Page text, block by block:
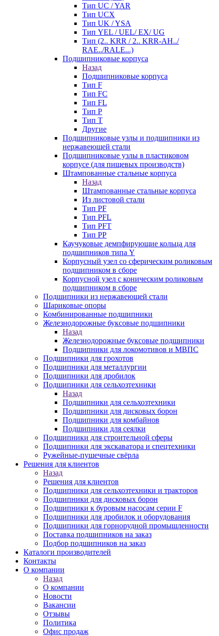
Тип UC / YAR
Тип UCX
Тип UK / YSA
Тип YEL / UEL/ EX/ UG
Тип (2.. KRR / 2.. KRR-AH../
RAE../RALE...)
Подшипниковые корпуса
Назад
Подшипниковые корпуса
Тип F
Тип FC
Тип FL
Тип P
Тип T
Другие
Подшипниковые узлы и подшипники из
нержавеющей стали
Подшипниковые узлы в пластиковом
корпусе (для пищевых производств)
Штампованные стальные корпуса
Назад
Штампованные стальные корпуса
Из листовой стали
Тип PF
Тип PFL
Тип PFT
Тип PP
Каучуковые демпфирующие кольца для
подшипников типа Y
Корпусный узел со сферическим роликовым
подшипником в сборе
Корпусной узел с коническим роликовым
подшипником в сборе
Подшипники из нержавеющей стали
Шариковые опоры
Комбинированные подшипники
Железнодорожные буксовые подшипники
Назад
Железнодорожные буксовые подшипники
Подшипники для локомотивов и МВПС
Подшипники для грохотов
Подшипники для металлургии
Подшипники для дробилок
Подшипники для сельхозтехники
Назад
Подшипники для сельхозтехники
Подшипники для дисковых борон
Подшипники для комбайнов
Подшипники для сеялки
Подшипники для строительной сферы
Подшипники для экскаватора и спецтехники
Ружейные-пушечные свёрла
Решения для клиентов
Назад
Решения для клиентов
Подшипники для сельхозтехники и тракторов
Подшипники для дисковых борон
Подшипники к буровым насосам серии F
Подшипники для дробилок и оборудования
Подшипники для горнорудной промышленности
Поставка подшипников на заказ
Подбор подшипников на заказ
Каталоги производителей
Контакты
О компании
Назад
О компании
Новости
Вакансии
Отзывы
Политика
Офис продаж